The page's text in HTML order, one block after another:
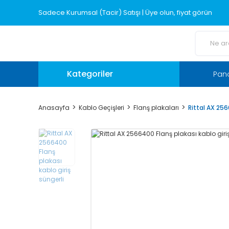
Sadece Kurumsal (Tacir) Satışı | Üye olun, fiyat görün
Kategoriler
Anasayfa Kablo Geçişleri Flanş plakaları Rittal AX